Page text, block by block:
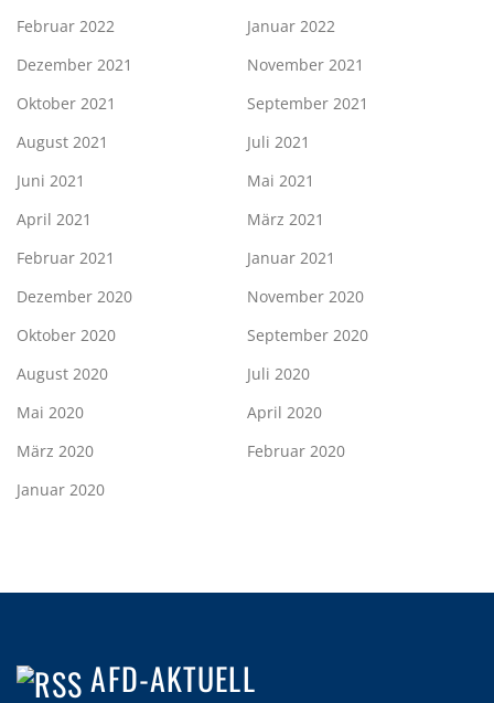
Februar 2022
Januar 2022
Dezember 2021
November 2021
Oktober 2021
September 2021
August 2021
Juli 2021
Juni 2021
Mai 2021
April 2021
März 2021
Februar 2021
Januar 2021
Dezember 2020
November 2020
Oktober 2020
September 2020
August 2020
Juli 2020
Mai 2020
April 2020
März 2020
Februar 2020
Januar 2020
AFD-AKTUELL